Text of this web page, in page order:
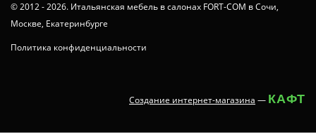
© 2012 - 2026. Итальянская мебель в салонах FORT-COM в Сочи,
Москве, Екатеринбурге
Политика конфиденциальности
Создание интернет-магазина — КАФТ